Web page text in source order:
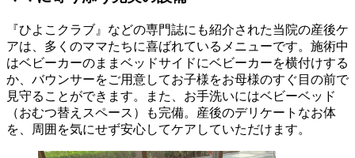
『ひよこクラブ』などの専門誌にも紹介された当院の産後ケ
アは、多くのママたちに喜ばれているメニューです。施術中
はベビーカーのままベッドサイドにベビーカーを横付けする
か、バウンサーをご用意してお子様をお母様のすぐ目の前で
見守ることができます。また、お手洗いにはベビーベッド
（おむつ替えスペース）も完備。産後のデリケートなお体
を、周囲を気にせず安心してケアしていただけます。